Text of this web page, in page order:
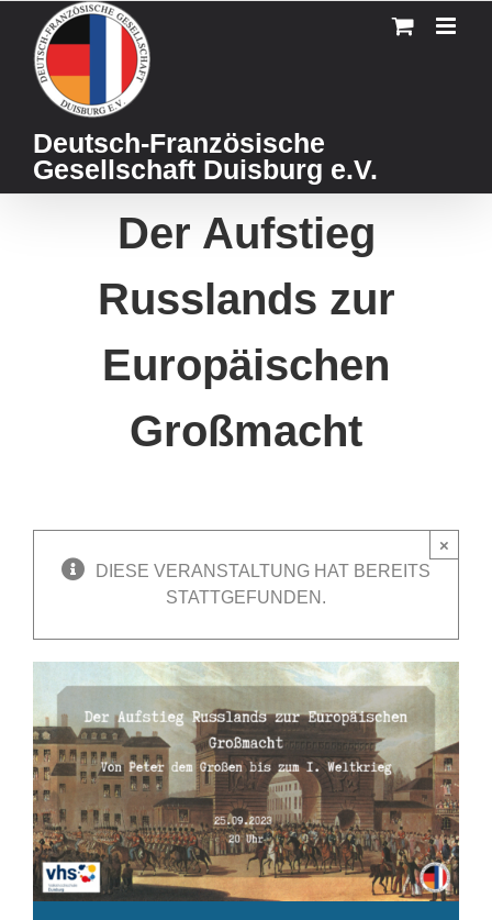
content
Deutsch-Französische
Gesellschaft Duisburg e.V.
Der Aufstieg
Russlands zur
Europäischen
Großmacht
DIESE VERANSTALTUNG HAT BEREITS
STATTGEFUNDEN.
×